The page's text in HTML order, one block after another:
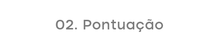
02. Pontuação